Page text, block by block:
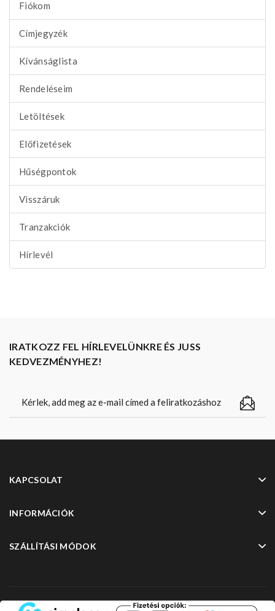
Fiókom
Címjegyzék
Kívánságlista
Rendeléseim
Letöltések
Előfizetések
Hűségpontok
Visszáruk
Tranzakciók
Hírlevél
IRATKOZZ FEL HÍRLEVELÜNKRE ÉS JUSS
KEDVEZMÉNYHEZ!
KAPCSOLAT
INFORMÁCIÓK
SZÁLLÍTÁSI MÓDOK